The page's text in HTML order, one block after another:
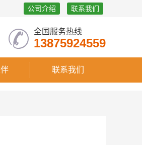
公司介绍 联系我们
全国服务热线
13875924559
联系我们